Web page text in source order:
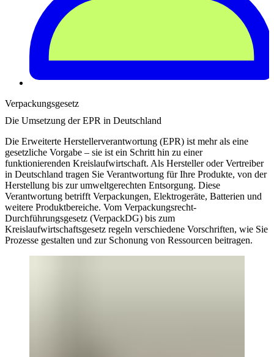
Verpackungsgesetz
Die Umsetzung der EPR in Deutschland
Die Erweiterte Herstellerverantwortung (EPR) ist mehr als eine
gesetzliche Vorgabe – sie ist ein Schritt hin zu einer
funktionierenden Kreislaufwirtschaft. Als Hersteller oder Vertreiber
in Deutschland tragen Sie Verantwortung für Ihre Produkte, von der
Herstellung bis zur umweltgerechten Entsorgung. Diese
Verantwortung betrifft Verpackungen, Elektrogeräte, Batterien und
weitere Produktbereiche. Vom Verpackungsrecht-
Durchführungsgesetz (VerpackDG) bis zum
Kreislaufwirtschaftsgesetz regeln verschiedene Vorschriften, wie Sie
Prozesse gestalten und zur Schonung von Ressourcen beitragen.